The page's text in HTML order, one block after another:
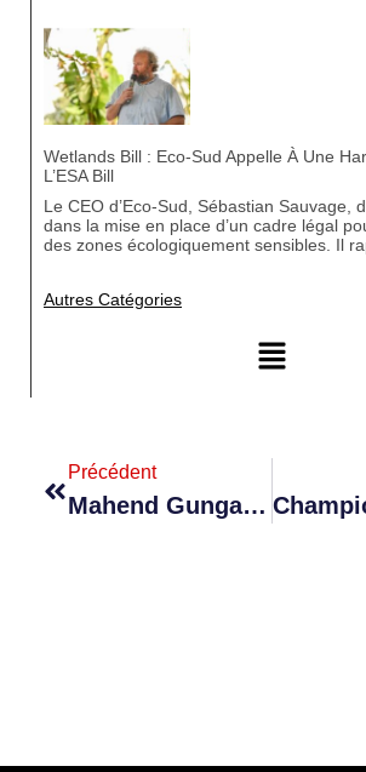
Wetlands Bill : Eco-Sud Appelle À Une
L’ESA Bill
Le CEO d’Eco-Sud, Sébastian Sauvage,
dans la mise en place d’un cadre légal
des zones écologiquement sensibles. Il
Autres Catégories
Précédent
Mahend Gungapersad : Les Manuels Scolaires Pour Le Grade 1 Disponibles Dans Les Prochains Jours